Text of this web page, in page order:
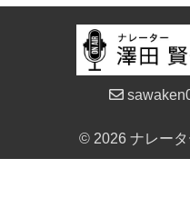
© 2026 ナレー